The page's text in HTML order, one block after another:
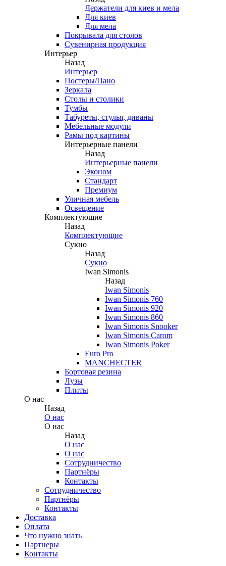
Держатели для киев и мела
Для киев
Для мела
Покрывала для столов
Сувенирная продукция
Интерьер
Назад
Интерьер
Постеры/Пано
Зеркала
Столы и столики
Тумбы
Табуреты, стулья, диваны
Мебельные модули
Рамы под картины
Интерьерные панели
Назад
Интерьерные панели
Эконом
Стандарт
Премиум
Уличная мебель
Освещение
Комплектующие
Назад
Комплектующие
Сукно
Назад
Сукно
Iwan Simonis
Назад
Iwan Simonis
Iwan Simonis 760
Iwan Simonis 920
Iwan Simonis 860
Iwan Simonis Snooker
Iwan Simonis Carom
Iwan Simonis Poker
Euro Pro
MANCHECTER
Бортовая резина
Лузы
Плиты
О нас
Назад
О нас
О нас
Назад
О нас
О нас
Сотрудничество
Партнёры
Контакты
Сотрудничество
Партнёры
Контакты
Доставка
Оплата
Что нужно знать
Партнеры
Контакты